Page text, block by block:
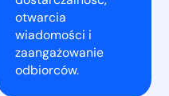
otwarcia
wiadomości i
zaangażowanie
odbiorców.